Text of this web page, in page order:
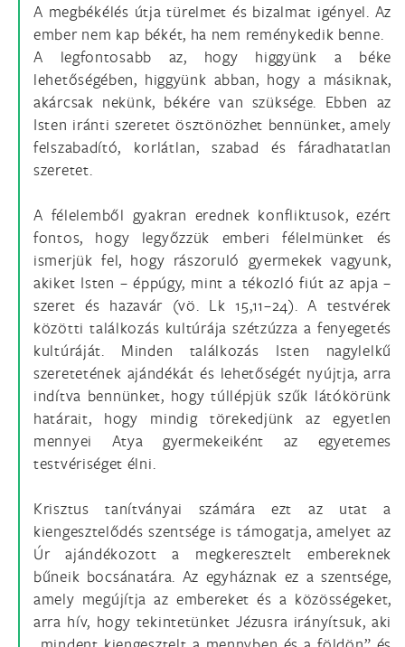
A megbékélés útja türelmet és bizalmat igényel. Az
ember nem kap békét, ha nem reménykedik benne.
A legfontosabb az, hogy higgyünk a béke
lehetőségében, higgyünk abban, hogy a másiknak,
akárcsak nekünk, békére van szüksége. Ebben az
Isten iránti szeretet ösztönözhet bennünket, amely
felszabadító, korlátlan, szabad és fáradhatatlan
szeretet.
A félelemből gyakran erednek konfliktusok, ezért
fontos, hogy legyőzzük emberi félelmünket és
ismerjük fel, hogy rászoruló gyermekek vagyunk,
akiket Isten – éppúgy, mint a tékozló fiút az apja –
szeret és hazavár (vö. Lk 15,11–24). A testvérek
közötti találkozás kultúrája szétzúzza a fenyegetés
kultúráját. Minden találkozás Isten nagylelkű
szeretetének ajándékát és lehetőségét nyújtja, arra
indítva bennünket, hogy túllépjük szűk látókörünk
határait, hogy mindig törekedjünk az egyetlen
mennyei Atya gyermekeiként az egyetemes
testvériséget élni.
Krisztus tanítványai számára ezt az utat a
kiengesztelődés szentsége is támogatja, amelyet az
Úr ajándékozott a megkeresztelt embereknek
bűneik bocsánatára. Az egyháznak ez a szentsége,
amely megújítja az embereket és a közösségeket,
arra hív, hogy tekintetünket Jézusra irányítsuk, aki